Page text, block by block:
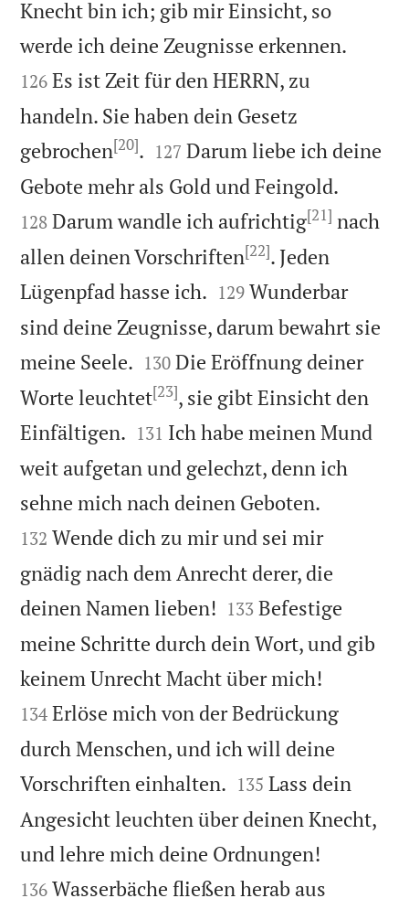
Knecht bin ich; gib mir Einsicht, so
werde ich deine Zeugnisse erkennen.
126 Es ist Zeit für den HERRN, zu
handeln. Sie haben dein Gesetz
gebrochen[20]. 

127 Darum liebe ich deine
Gebote mehr als Gold und Feingold.
128 Darum wandle ich aufrichtig[21] nach
allen deinen Vorschriften[22]. Jeden
Lügenpfad hasse ich. 

129 Wunderbar
sind deine Zeugnisse, darum bewahrt sie
meine Seele. 

130 Die Eröffnung deiner
Worte leuchtet[23], sie gibt Einsicht den
Einfältigen. 

131 Ich habe meinen Mund
weit aufgetan und gelechzt, denn ich
sehne mich nach deinen Geboten.
132 Wende dich zu mir und sei mir
gnädig nach dem Anrecht derer, die
deinen Namen lieben! 

133 Befestige
meine Schritte durch dein Wort, und gib
keinem Unrecht Macht über mich!
134 Erlöse mich von der Bedrückung
durch Menschen, und ich will deine
Vorschriften einhalten. 

135 Lass dein
Angesicht leuchten über deinen Knecht,
und lehre mich deine Ordnungen!
136 Wasserbäche fließen herab aus